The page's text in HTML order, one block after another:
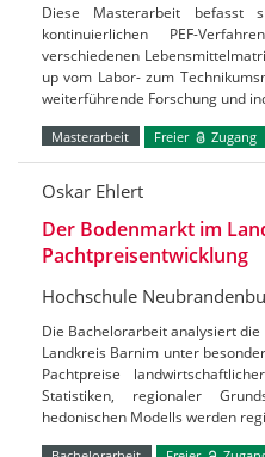
Diese Masterarbeit befasst
kontinuierlichen PEF-
verschiedenen
up vom Labor- zum
weiterführende Forschung und
Masterarbeit Freier Zugang
Oskar Ehlert
Der Bodenmarkt im
Pachtpreisentwicklung
Hochschule
Die Bachelorarbeit analysiert
Landkreis Barnim unter
Pachtpreise
Statistiken, regionaler
hedonischen Modells werden